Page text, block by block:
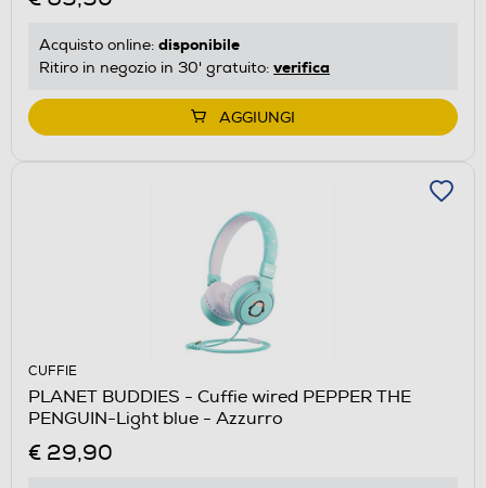
Acquisto online: disponibile
Ritiro in negozio in 30' gratuito: verifica
AGGIUNGI
CUFFIE
PLANET BUDDIES - Cuffie wired PEPPER THE
PENGUIN-Light blue - Azzurro
€ 29,90